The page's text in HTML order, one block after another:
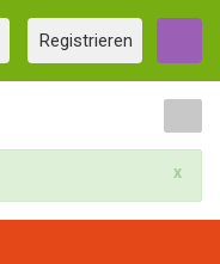
Registrieren
x